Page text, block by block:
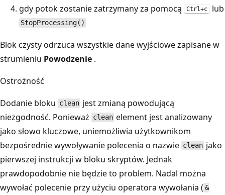
gdy potok zostanie zatrzymany za pomocą Ctrl+c lub
StopProcessing()
Blok czysty odrzuca wszystkie dane wyjściowe zapisane w
strumieniu Powodzenie .
Ostrożność
Dodanie bloku clean jest zmianą powodującą
niezgodność. Ponieważ clean element jest analizowany
jako słowo kluczowe, uniemożliwia użytkownikom
bezpośrednie wywoływanie polecenia o nazwie clean jako
pierwszej instrukcji w bloku skryptów. Jednak
prawdopodobnie nie będzie to problem. Nadal można
wywołać polecenie przy użyciu operatora wywołania ( &